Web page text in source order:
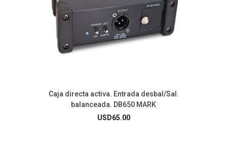
Caja directa activa. Entrada desbal/Sal.
balanceada. DB650 MARK
USD65.00